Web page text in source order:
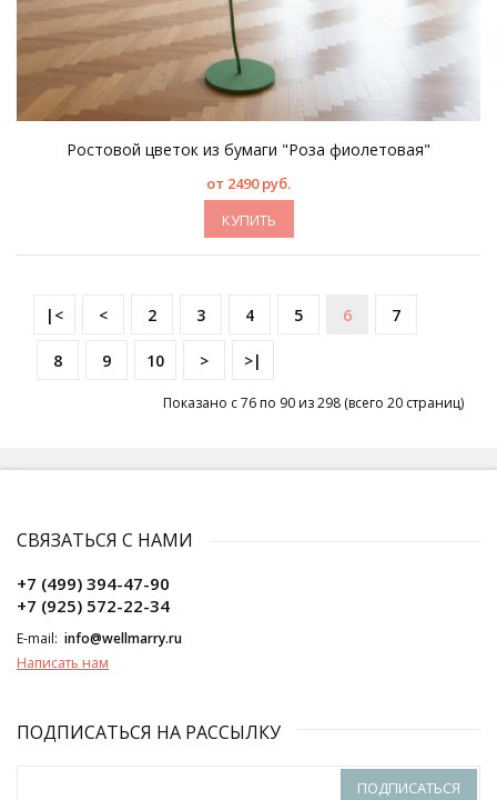
Ростовой цветок из бумаги "Роза фиолетовая"
от 2490 руб.
КУПИТЬ
|< < 2 3 4 5 6 7
8 9 10 > >|
Показано с 76 по 90 из 298 (всего 20 страниц)
СВЯЗАТЬСЯ С НАМИ
+7 (499) 394-47-90
+7 (925) 572-22-34
E-mail: info@wellmarry.ru
Написать нам
ПОДПИСАТЬСЯ НА РАССЫЛКУ
ПОДПИСАТЬСЯ